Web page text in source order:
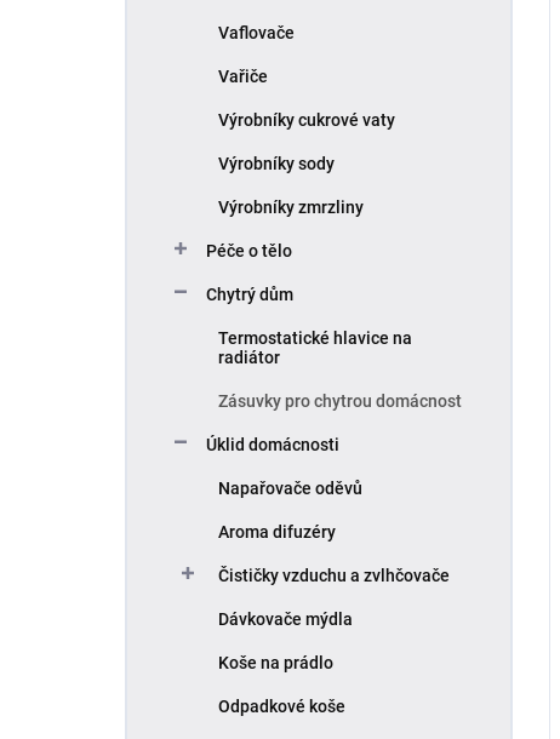
Vaflovače
Vařiče
Výrobníky cukrové vaty
Výrobníky sody
Výrobníky zmrzliny
Péče o tělo
Chytrý dům
Termostatické hlavice na
radiátor
Zásuvky pro chytrou domácnost
Úklid domácnosti
Napařovače oděvů
Aroma difuzéry
Čističky vzduchu a zvlhčovače
Dávkovače mýdla
Koše na prádlo
Odpadkové koše